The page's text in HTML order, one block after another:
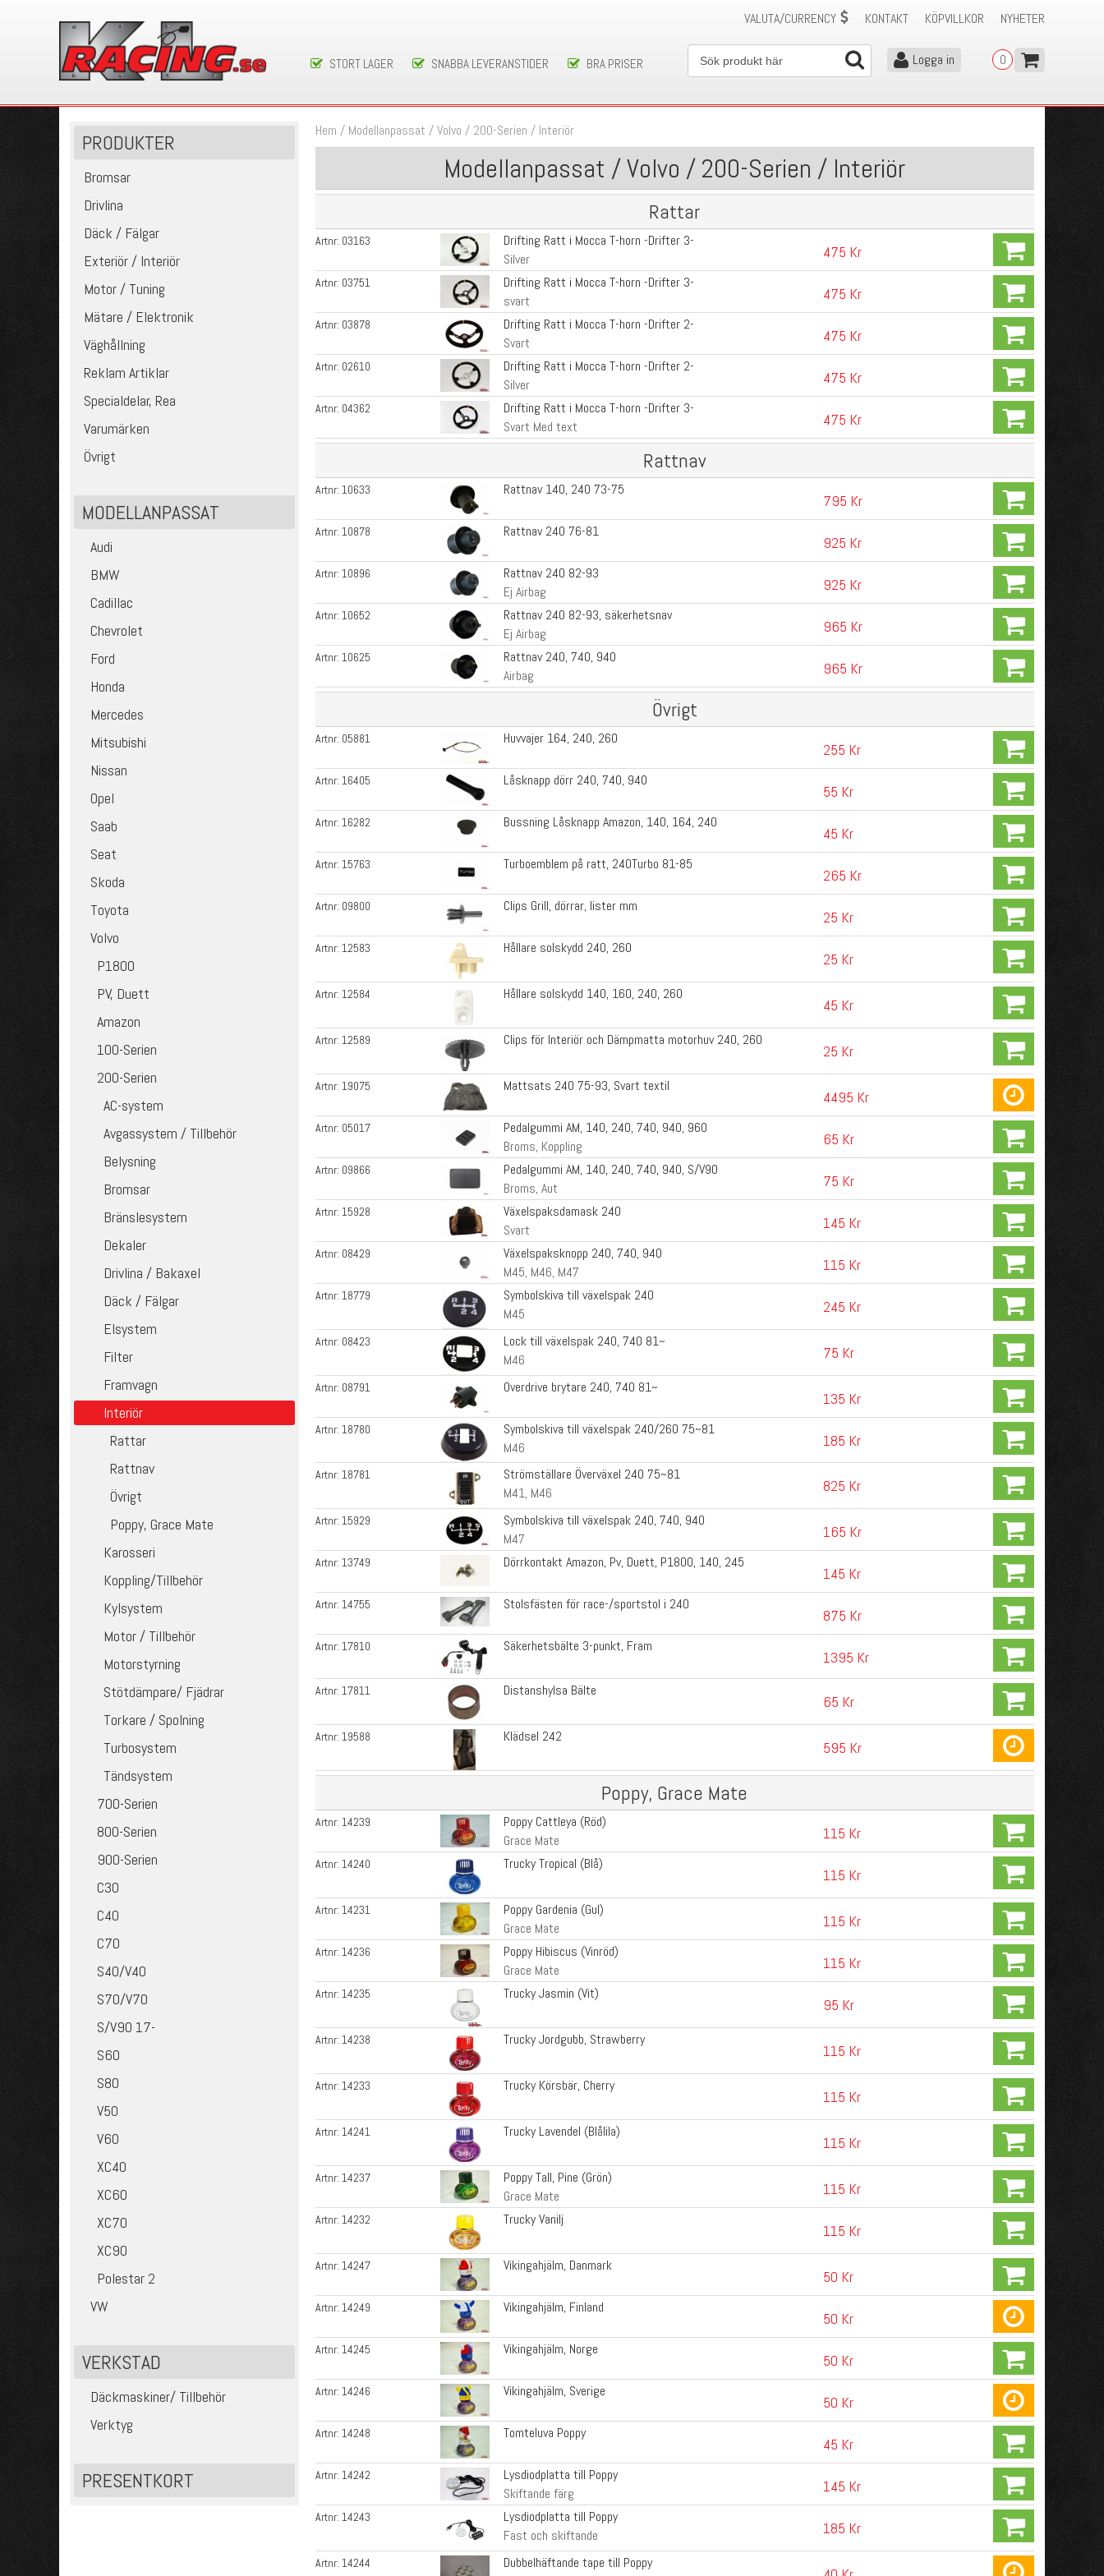
NYHETER
KÖPVILLKOR
KONTAKT
VALUTA/CURRENCY
STORT LAGER SNABBA LEVERANSTIDER BRA PRISER 0
Logga in
PRODUKTER
Bromsar
Drivlina
Däck / Fälgar
Exteriör / Interiör
Motor / Tuning
Mätare / Elektronik
Väghållning
Reklam Artiklar
Specialdelar, Rea
Varumärken
Övrigt
MODELLANPASSAT
Audi
BMW
Cadillac
Chevrolet
Ford
Honda
Mercedes
Mitsubishi
Nissan
Opel
Saab
Seat
Skoda
Toyota
Volvo
P1800
PV, Duett
Amazon
100-Serien
200-Serien
AC-system
Avgassystem / Tillbehör
Belysning
Bromsar
Bränslesystem
Dekaler
Drivlina / Bakaxel
Däck / Fälgar
Elsystem
Filter
Framvagn
Interiör
Rattar
Rattnav
Övrigt
Poppy, Grace Mate
Karosseri
Koppling/Tillbehör
Kylsystem
Motor / Tillbehör
Motorstyrning
Stötdämpare/ Fjädrar
Torkare / Spolning
Turbosystem
Tändsystem
700-Serien
800-Serien
900-Serien
C30
C40
C70
S40/V40
S70/V70
S/V90 17-
S60
S80
V50
V60
XC40
XC60
XC70
XC90
Polestar 2
VW
VERKSTAD
Däckmaskiner/ Tillbehör
Verktyg
PRESENTKORT
Hem / Modellanpassat /Volvo / 200-Serien / Interiör
Modellanpassat / Volvo / 200-Serien / Interiör
Rattar
Artnr: 03163
Drifting Ratt i Mocca T-horn -Drifter 3-
Silver
475 Kr
Artnr: 03751
Drifting Ratt i Mocca T-horn -Drifter 3-
svart
475 Kr
Artnr: 03878
Drifting Ratt i Mocca T-horn -Drifter 2-
Svart
475 Kr
Artnr: 02610
Drifting Ratt i Mocca T-horn -Drifter 2-
Silver
475 Kr
Artnr: 04362
Drifting Ratt i Mocca T-horn -Drifter 3-
Svart Med text
475 Kr
Rattnav
Artnr:10633 Rattnav 140, 240 73-75
795 Kr
Artnr:10878 Rattnav 240 76-81
925 Kr
Artnr:10896
Rattnav 240 82-93
Ej Airbag
925 Kr
Artnr:10652
Rattnav 240 82-93, säkerhetsnav
Ej Airbag
965 Kr
Artnr:10625
Rattnav 240, 740, 940
Airbag
965 Kr
Övrigt
Artnr: 05881 Huvvajer 164, 240, 260
255 Kr
Artnr:16405 Låsknapp dörr 240, 740, 940
55 Kr
Artnr:16282 Bussning Låsknapp Amazon, 140, 164, 240
45 Kr
Artnr:15763 Turboemblem på ratt, 240Turbo 81-85
265 Kr
Artnr: 09800 Clips Grill, dörrar, lister mm
25 Kr
Artnr:12583 Hållare solskydd 240, 260
25 Kr
Artnr:12584 Hållare solskydd 140, 160, 240, 260
45 Kr
Artnr:12589 Clips för Interiör och Dämpmatta motorhuv 240, 260
25 Kr
Artnr:19075 Mattsats 240 75-93, Svart textil
4495 Kr
Artnr: 05017
Pedalgummi AM, 140, 240, 740, 940, 960
Broms, Koppling
65 Kr
Artnr: 09866
Pedalgummi AM, 140, 240, 740, 940, S/V90
Broms, Aut
75 Kr
Artnr:15928
Växelspaksdamask 240
Svart
145 Kr
Artnr: 08429
Växelspaksknopp 240, 740, 940
M45, M46, M47
115 Kr
Artnr:18779
Symbolskiva till växelspak 240
M45
245 Kr
Artnr: 08423
Lock till växelspak 240, 740 81~
M46
75 Kr
Artnr: 08791 Overdrive brytare 240, 740 81~
135 Kr
Artnr:18780
Symbolskiva till växelspak 240/260 75~81
M46
185 Kr
Artnr:18781
Strömställare Överväxel 240 75~81
M41, M46
825 Kr
Artnr:15929
Symbolskiva till växelspak 240, 740, 940
M47
165 Kr
Artnr:13749 Dörrkontakt Amazon, Pv, Duett, P1800, 140, 245
145 Kr
Artnr:14755 Stolsfästen för race-/sportstol i 240
875 Kr
Artnr:17810 Säkerhetsbälte 3-punkt, Fram
1395 Kr
Artnr:17811 Distanshylsa Bälte
65 Kr
Artnr:19588 Klädsel 242
595 Kr
Poppy, Grace Mate
Artnr:14239
Poppy Cattleya (Röd)
Grace Mate
115 Kr
Artnr:14240 Trucky Tropical (Blå)
115 Kr
Artnr:14231
Poppy Gardenia (Gul)
Grace Mate
115 Kr
Artnr:14236
Poppy Hibiscus (Vinröd)
Grace Mate
115 Kr
Artnr:14235 Trucky Jasmin (Vit)
95 Kr
Artnr:14238 Trucky Jordgubb, Strawberry
115 Kr
Artnr:14233 Trucky Körsbär, Cherry
115 Kr
Artnr:14241 Trucky Lavendel (Blålila)
115 Kr
Artnr:14237
Poppy Tall, Pine (Grön)
Grace Mate
115 Kr
Artnr:14232 Trucky Vanilj
115 Kr
Artnr:14247 Vikingahjälm, Danmark
50 Kr
Artnr:14249 Vikingahjälm, Finland
50 Kr
Artnr:14245 Vikingahjälm, Norge
50 Kr
Artnr:14246 Vikingahjälm, Sverige
50 Kr
Artnr:14248 Tomteluva Poppy
45 Kr
Artnr:14242
Lysdiodplatta till Poppy
Skiftande färg
145 Kr
Artnr:14243
Lysdiodplatta till Poppy
Fast och skiftande
185 Kr
Artnr:14244
Dubbelhäftande tape till Poppy